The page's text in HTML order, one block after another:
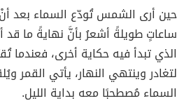
حين أرى الشمس تُودّع السماء بعد
ساعاتٍ طويلةً أشعرُ بأنَّ نهايةً ما
الذي تبدأ فيه حكاية أخرى، فعندما
لتغادر وينتهي النهار، يأتي القمر
السماء مُصطحبًا معه بداية الليل.